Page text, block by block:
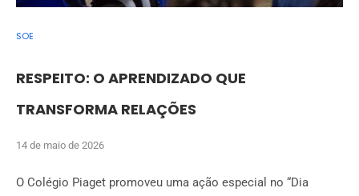
SOE
RESPEITO: O APRENDIZADO QUE
TRANSFORMA RELAÇÕES
14 de maio de 2026
O Colégio Piaget promoveu uma ação especial no “Dia